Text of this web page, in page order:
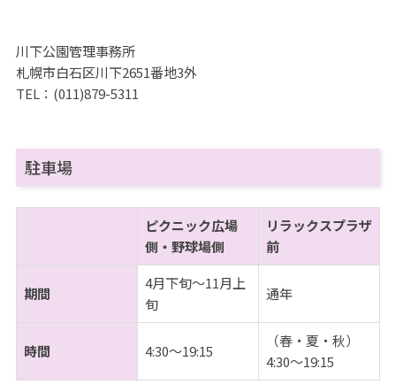
川下公園管理事務所
札幌市白石区川下2651番地3外
TEL：(011)879-5311
駐車場
ピクニック広場
側・野球場側
リラックスプラザ
前
期間
4月下旬～11月上
旬
通年
時間 4:30～19:15
（春・夏・秋）
4:30～19:15